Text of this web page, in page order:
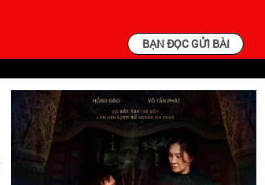
BẠN ĐỌC GỬI BÀI